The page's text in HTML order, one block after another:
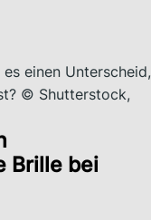
einen Unterscheid,
© Shutterstock,
Brille bei